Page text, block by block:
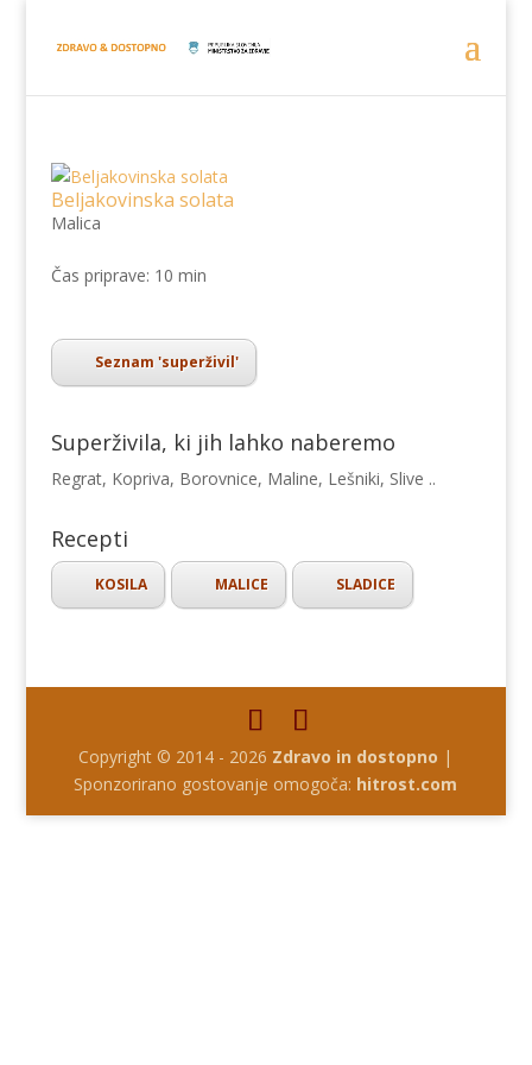
Beljakovinska solata
Malica
Čas priprave: 10 min
Seznam 'superživil'
Superživila, ki jih lahko naberemo
Regrat, Kopriva, Borovnice, Maline, Lešniki, Slive ..
Recepti
KOSILA MALICE SLADICE
Copyright © 2014 - 2026 Zdravo in dostopno |
Sponzorirano gostovanje omogoča: hitrost.com